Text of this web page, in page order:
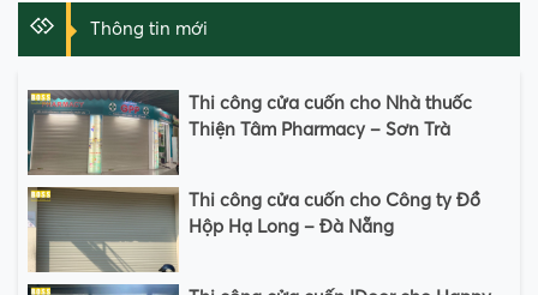
Thông tin mới
Thi công cửa cuốn cho Nhà thuốc
Thiện Tâm Pharmacy – Sơn Trà
Thi công cửa cuốn cho Công ty Đồ
Hộp Hạ Long – Đà Nẵng